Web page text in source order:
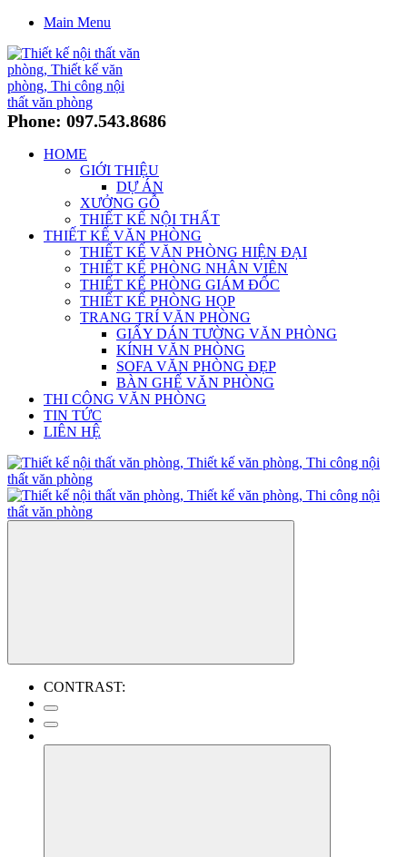
Main Menu
Phone: 097.543.8686
HOME
GIỚI THIỆU
DỰ ÁN
XƯỞNG GỖ
THIẾT KẾ NỘI THẤT
THIẾT KẾ VĂN PHÒNG
THIẾT KẾ VĂN PHÒNG HIỆN ĐẠI
THIẾT KẾ PHÒNG NHÂN VIÊN
THIẾT KẾ PHÒNG GIÁM ĐỐC
THIẾT KẾ PHÒNG HỌP
TRANG TRÍ VĂN PHÒNG
GIẤY DÁN TƯỜNG VĂN PHÒNG
KÍNH VĂN PHÒNG
SOFA VĂN PHÒNG ĐẸP
BÀN GHẾ VĂN PHÒNG
THI CÔNG VĂN PHÒNG
TIN TỨC
LIÊN HỆ
CONTRAST: